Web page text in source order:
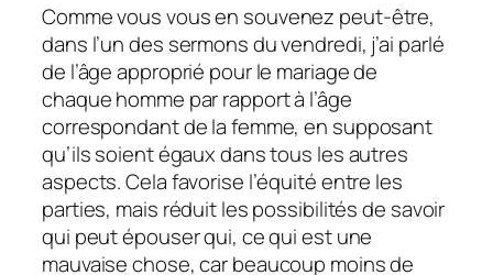
Comme vous vous en souvenez peut-être,
dans l’un des sermons du vendredi, j’ai parlé
de l’âge approprié pour le mariage de
chaque homme par rapport à l’âge
correspondant de la femme, en supposant
qu’ils soient égaux dans tous les autres
aspects. Cela favorise l’équité entre les
parties, mais réduit les possibilités de savoir
qui peut épouser qui, ce qui est une
mauvaise chose, car beaucoup moins de